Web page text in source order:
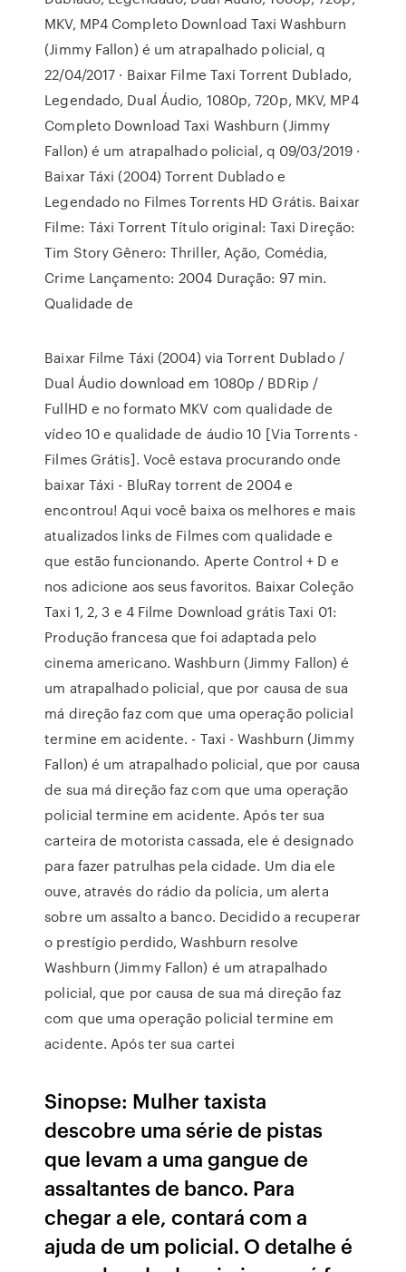
MKV, MP4 Completo Download Taxi Washburn
(Jimmy Fallon) é um atrapalhado policial, q
22/04/2017 · Baixar Filme Taxi Torrent Dublado,
Legendado, Dual Áudio, 1080p, 720p, MKV, MP4
Completo Download Taxi Washburn (Jimmy
Fallon) é um atrapalhado policial, q 09/03/2019 ·
Baixar Táxi (2004) Torrent Dublado e
Legendado no Filmes Torrents HD Grátis. Baixar
Filme: Táxi Torrent Título original: Taxi Direção:
Tim Story Gênero: Thriller, Ação, Comédia,
Crime Lançamento: 2004 Duração: 97 min.
Qualidade de
Baixar Filme Táxi (2004) via Torrent Dublado /
Dual Áudio download em 1080p / BDRip /
FullHD e no formato MKV com qualidade de
vídeo 10 e qualidade de áudio 10 [Via Torrents -
Filmes Grátis]. Você estava procurando onde
baixar Táxi - BluRay torrent de 2004 e
encontrou! Aqui você baixa os melhores e mais
atualizados links de Filmes com qualidade e
que estão funcionando. Aperte Control + D e
nos adicione aos seus favoritos. Baixar Coleção
Taxi 1, 2, 3 e 4 Filme Download grátis Taxi 01:
Produção francesa que foi adaptada pelo
cinema americano. Washburn (Jimmy Fallon) é
um atrapalhado policial, que por causa de sua
má direção faz com que uma operação policial
termine em acidente. - Taxi - Washburn (Jimmy
Fallon) é um atrapalhado policial, que por causa
de sua má direção faz com que uma operação
policial termine em acidente. Após ter sua
carteira de motorista cassada, ele é designado
para fazer patrulhas pela cidade. Um dia ele
ouve, através do rádio da polícia, um alerta
sobre um assalto a banco. Decidido a recuperar
o prestígio perdido, Washburn resolve
Washburn (Jimmy Fallon) é um atrapalhado
policial, que por causa de sua má direção faz
com que uma operação policial termine em
acidente. Após ter sua cartei
Sinopse: Mulher taxista
descobre uma série de pistas
que levam a uma gangue de
assaltantes de banco. Para
chegar a ele, contará com a
ajuda de um policial. O detalhe é